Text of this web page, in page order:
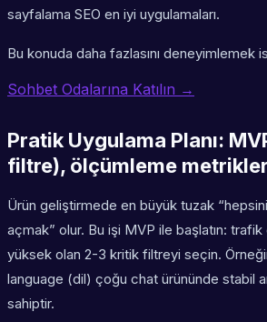
sayfalama SEO en iyi uygulamaları.
Bu konuda daha fazlasını deneyimlemek
Sohbet Odalarına Katılın →
Pratik Uygulama Planı:
filtre), ölçümleme
Ürün geliştirmede en büyük tuzak “hepsini
açmak” olur. Bu işi MVP ile başlatın:
yüksek olan 2-3 kritik filtreyi seçin.
language (dil) çoğu chat ürününde stabil
sahiptir.